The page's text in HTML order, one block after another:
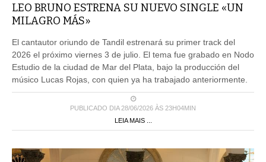
LEO BRUNO ESTRENA SU NUEVO SINGLE «UN
MILAGRO MÁS»
El cantautor oriundo de Tandil estrenará su primer track del
2026 el próximo viernes 3 de julio. El tema fue grabado en Nodo
Estudio de la ciudad de Mar del Plata, bajo la producción del
músico Lucas Rojas, con quien ya ha trabajado anteriormente.
PUBLICADO DIA 28/06/2026 ÀS 23H04MIN
LEIA MAIS ...